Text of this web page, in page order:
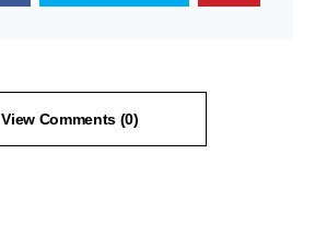
View Comments (0)